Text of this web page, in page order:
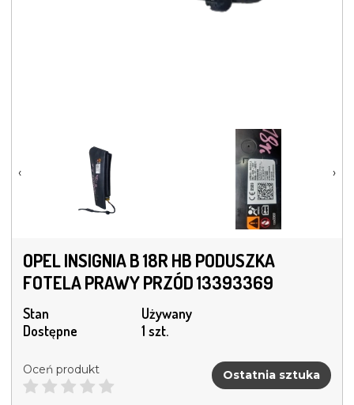
‹ ›
OPEL INSIGNIA B 18R HB PODUSZKA
FOTELA PRAWY PRZÓD 13393369
Stan
Używany
Dostępne
1 szt.
Oceń produkt Ostatnia sztuka